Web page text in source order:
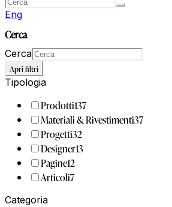
Eng
Cerca
Cerca
Apri filtri
Tipologia
Prodotti137
Materiali & Rivestimenti37
Progetti32
Designer13
Pagine12
Articoli7
Categoria